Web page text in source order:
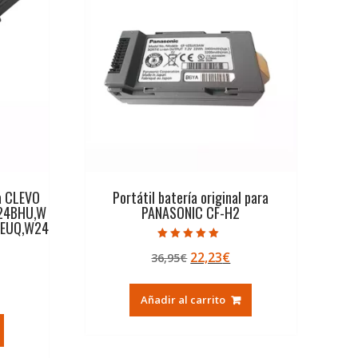
Portátil batería original para
PANASONIC CF-H2
5.00
de 5
36,95€ El
original
era:
22,23€El
actual
es:
Añadir al carrito